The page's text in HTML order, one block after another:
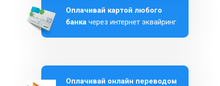
Оплачивай онлайн переводом
Оплачивай картой любого
банка через интернет эквайринг